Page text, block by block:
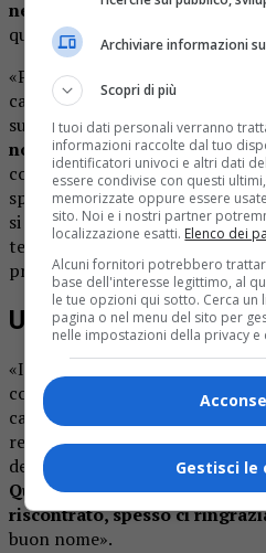
negozio
in cui si è riscontrata
quanto pare, accade più
«Purtroppo è così: il cliente non
capita che il prezzo esposto sia
sullo scontrino oppure che,in
non venga calcolata la tara,
confezione – conferma Paola
spesa con molti articoli è
si sofferma a controllare tutto,
tempo, ma mi sento di
prestare molta attenzione».
Una tutela per il
«Il nostro controllo è una
consumatori, ma anche delle
capitare un errore umano, ma
reiterazione diventa un reato, di
delle aziende interessate non
Quando facciamo notare
riscontrato, spesso ci
buon nome».
Archiviare informazioni
Scopri di più
I tuoi dati personali verranno
informazioni raccolte dal tuo
identificatori univoci e altri dati
essere condivise con questi
memorizzate oppure essere
sito. Noi e i nostri partner
localizzazione esatti. Elenco dei
Alcuni fornitori potrebbero
base dell'interesse legittimo, al
le tue opzioni qui sotto. Cerca un
pagina o nel menu del sito per
nelle impostazioni della privacy e
Gestisci le